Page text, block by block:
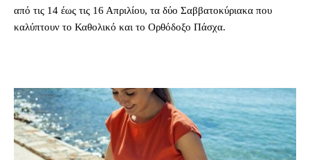
από τις 14 έως τις 16 Απριλίου, τα δύο Σαββατοκύριακα που
καλύπτουν το Καθολικό και το Ορθόδοξο Πάσχα.